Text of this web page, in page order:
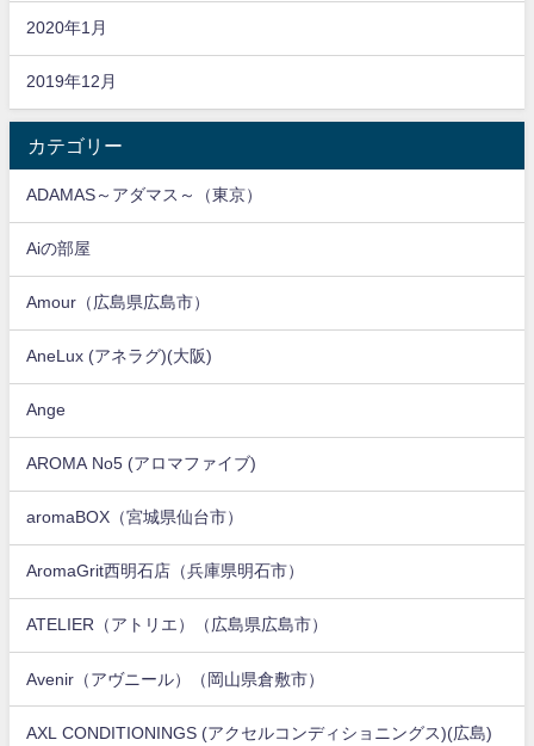
2020年1月
2019年12月
カテゴリー
ADAMAS～アダマス～（東京）
Aiの部屋
Amour（広島県広島市）
AneLux (アネラグ)(大阪)
Ange
AROMA No5 (アロマファイブ)
aromaBOX（宮城県仙台市）
AromaGrit西明石店（兵庫県明石市）
ATELIER（アトリエ）（広島県広島市）
Avenir（アヴニール）（岡山県倉敷市）
AXL CONDITIONINGS (アクセルコンディショニングス)(広島)